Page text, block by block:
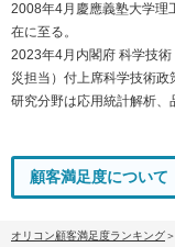
2008年4月慶應義塾大学理
在に至る。
2023年4月内閣府 科学技
災担当）付上席科学技術政
研究分野は応用統計解析、
顧客満足度について
オリコン顧客満足度ランキング